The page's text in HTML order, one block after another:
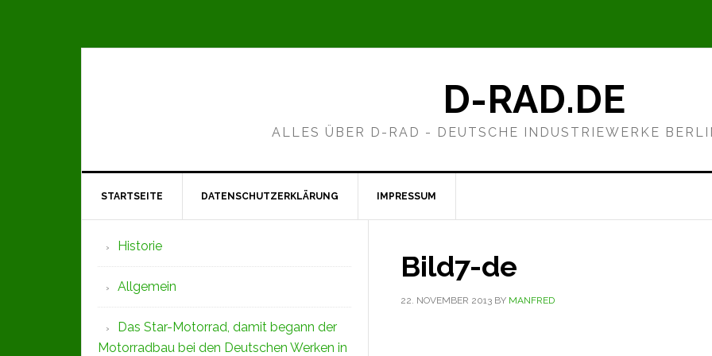
D-RAD.DE
ALLES ÜBER D-RAD - DEUTSCHE INDUSTRIEWERKE
STARTSEITE DATENSCHUTZERKLÄRUNG IMPRESSUM
Bild7-de
22. NOVEMBER 2013 BY MANFRED
Seitenspalte
Historie
Allgemein
Das Star-Motorrad, damit begann der
Motorradbau bei den Deutschen Werken in